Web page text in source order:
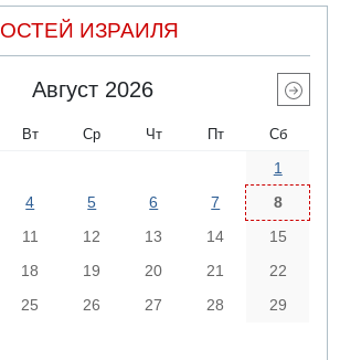
ИЗРАИЛЯ
Август 2026
Вт Ср Чт Пт Сб
1
4 5 6 7
8
11 12 13 14
15
18 19 20 21
22
25 26 27 28
29